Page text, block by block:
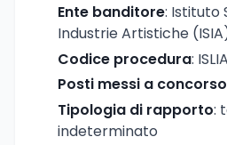
Ente banditore: Istituto
Industrie Artistiche
Codice procedura:
Posti messi a concorso
Tipologia di rapporto:
indeterminato